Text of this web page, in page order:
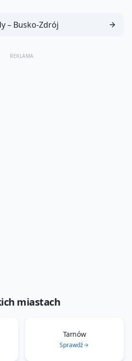
– Busko-Zdrój
REKLAMA
miastach
Tarnów
Sprawdź